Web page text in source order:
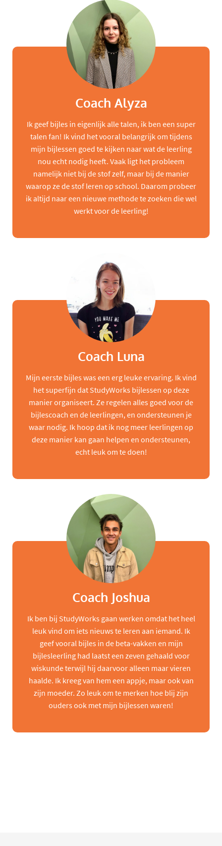
Coach Alyza
Ik geef bijles in eigenlijk alle talen, ik ben een super
talen fan! Ik vind het vooral belangrijk om tijdens
mijn bijlessen goed te kijken naar wat de leerling
nou echt nodig heeft. Vaak ligt het probleem
namelijk niet bij de stof zelf, maar bij de manier
waarop ze de stof leren op school. Daarom probeer
ik altijd naar een nieuwe methode te zoeken die wel
werkt voor de leerling!
Coach Luna
Mijn eerste bijles was een erg leuke ervaring. Ik vind
het superfijn dat StudyWorks bijlessen op deze
manier organiseert. Ze regelen alles goed voor de
bijlescoach en de leerlingen, en ondersteunen je
waar nodig. Ik hoop dat ik nog meer leerlingen op
deze manier kan gaan helpen en ondersteunen,
echt leuk om te doen!
Coach Joshua
Ik ben bij StudyWorks gaan werken omdat het heel
leuk vind om iets nieuws te leren aan iemand. Ik
geef vooral bijles in de beta-vakken en mijn
bijlesleerling had laatst een zeven gehaald voor
wiskunde terwijl hij daarvoor alleen maar vieren
haalde. Ik kreeg van hem een appje, maar ook van
zijn moeder. Zo leuk om te merken hoe blij zijn
ouders ook met mijn bijlessen waren!